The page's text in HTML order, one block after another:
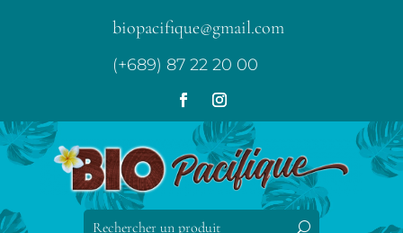
biopacifique@gmail.com
(+689) 87 22 20 00